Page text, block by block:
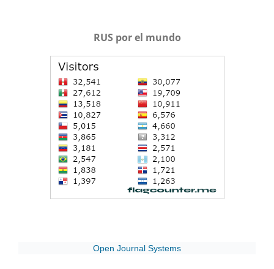
RUS por el mundo
Open Journal Systems